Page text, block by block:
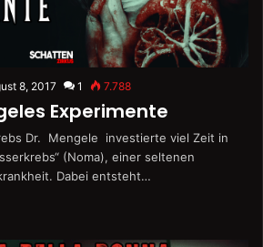
8, 2017 1 7.788
Experimente
Dr. Mengele investierte viel Zeit in
(Noma), einer seltenen
Dabei entsteht…